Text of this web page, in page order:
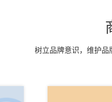
树立品牌意识，维护品